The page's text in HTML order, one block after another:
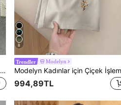
Modelyn Kadınlar için Tatil Amaçlı, Çiçek Desenli İşlemeli Günlük Gömlek
8
Trendler Modelyn
994,89TL